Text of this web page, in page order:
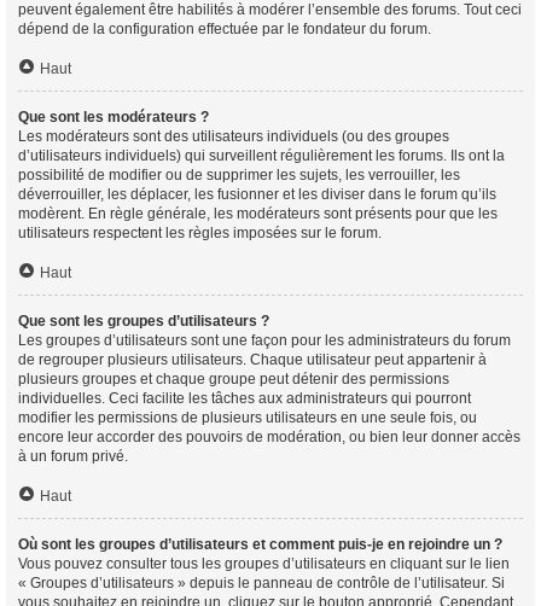
peuvent également être habilités à modérer l’ensemble des forums. Tout ceci
dépend de la configuration effectuée par le fondateur du forum.
Haut
Que sont les modérateurs ?
Les modérateurs sont des utilisateurs individuels (ou des groupes
d’utilisateurs individuels) qui surveillent régulièrement les forums. Ils ont la
possibilité de modifier ou de supprimer les sujets, les verrouiller, les
déverrouiller, les déplacer, les fusionner et les diviser dans le forum qu’ils
modèrent. En règle générale, les modérateurs sont présents pour que les
utilisateurs respectent les règles imposées sur le forum.
Haut
Que sont les groupes d’utilisateurs ?
Les groupes d’utilisateurs sont une façon pour les administrateurs du forum
de regrouper plusieurs utilisateurs. Chaque utilisateur peut appartenir à
plusieurs groupes et chaque groupe peut détenir des permissions
individuelles. Ceci facilite les tâches aux administrateurs qui pourront
modifier les permissions de plusieurs utilisateurs en une seule fois, ou
encore leur accorder des pouvoirs de modération, ou bien leur donner accès
à un forum privé.
Haut
Où sont les groupes d’utilisateurs et comment puis-je en rejoindre un ?
Vous pouvez consulter tous les groupes d’utilisateurs en cliquant sur le lien
« Groupes d’utilisateurs » depuis le panneau de contrôle de l’utilisateur. Si
vous souhaitez en rejoindre un, cliquez sur le bouton approprié. Cependant,